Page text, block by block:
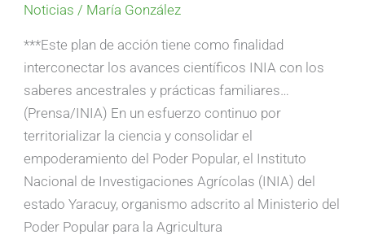
Noticias / María González
***Este plan de acción tiene como finalidad
interconectar los avances científicos INIA con los
saberes ancestrales y prácticas familiares…
(Prensa/INIA) En un esfuerzo continuo por
territorializar la ciencia y consolidar el
empoderamiento del Poder Popular, el Instituto
Nacional de Investigaciones Agrícolas (INIA) del
estado Yaracuy, organismo adscrito al Ministerio del
Poder Popular para la Agricultura